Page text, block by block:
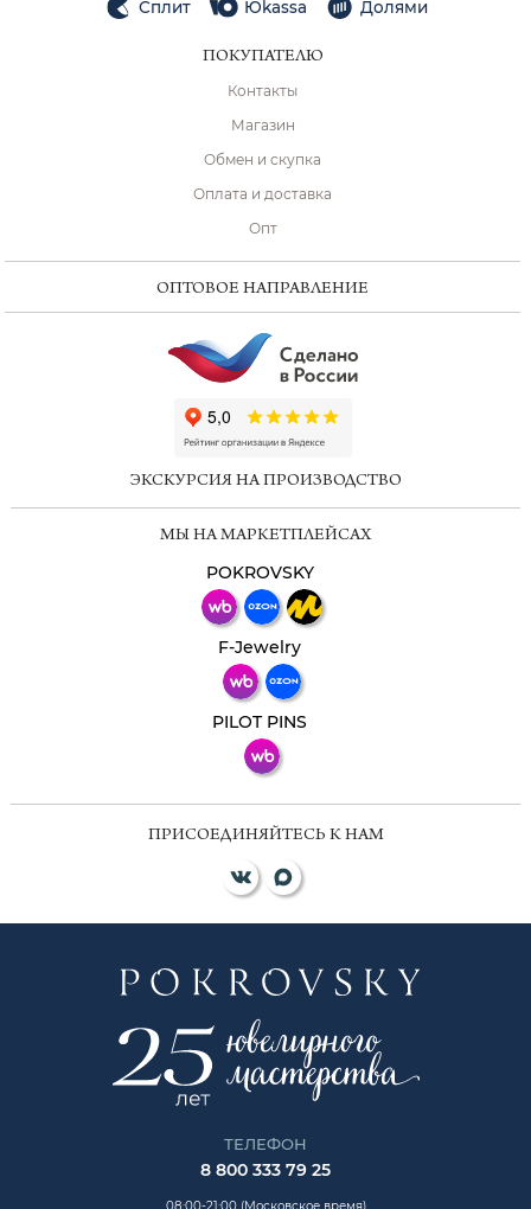
Сплит Юkassa Долями
ПОКУПАТЕЛЮ
Контакты
Магазин
Обмен и скупка
Оплата и доставка
Опт
ОПТОВОЕ НАПРАВЛЕНИЕ
ЭКСКУРСИЯ НА ПРОИЗВОДСТВО
МЫ НА МАРКЕТПЛЕЙСАХ
POKROVSKY
F-Jewelry
PILOT PINS
ПРИСОЕДИНЯЙТЕСЬ К НАМ
ТЕЛЕФОН
8 800 333 79 25